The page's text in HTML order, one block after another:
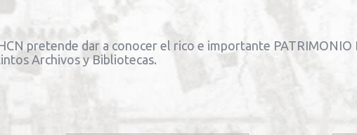
pretende dar a conocer el rico e importante PATRIMONIO
Archivos y Bibliotecas.